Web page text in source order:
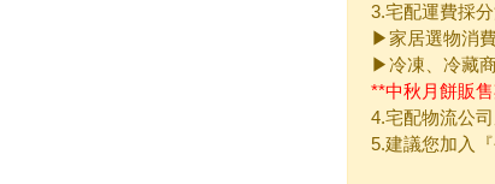
3.宅配運費採
▶家居選物消
▶冷凍、冷藏
**中秋月餅販
4.宅配物流公
5.建議您加入